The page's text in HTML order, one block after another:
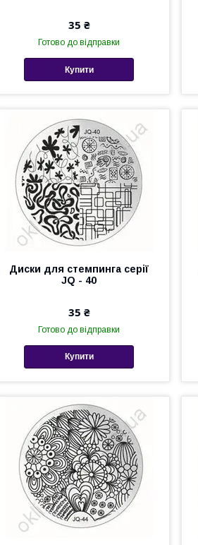
35 ₴
Готово до відправки
Купити
Диски для стемпинга серії
JQ - 40
35 ₴
Готово до відправки
Купити